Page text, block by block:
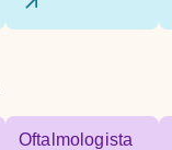
Oftalmologista